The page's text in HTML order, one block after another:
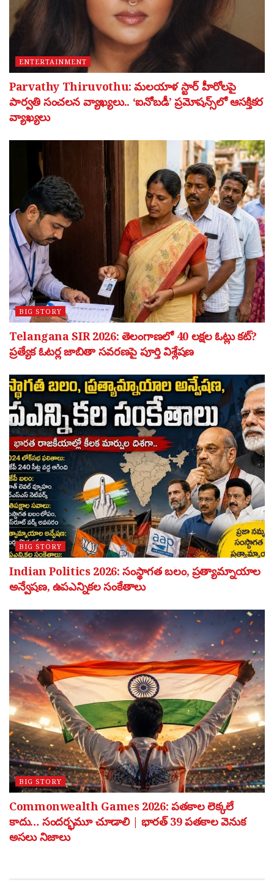
ENTERTAINMENT
Parvathy Thiruvothu: మలయాళ స్టార్ హీరోలపై
పార్వతి సంచలన వ్యాఖ్యలు.. ‘ఐనోబడీ’ ప్రమోషన్స్‌లో ఆసక్తికర
వ్యాఖ్యలు
BIG STORY
Telangana SIR 2026: తెలంగాణలో 40 లక్షల ఓట్లు కట్?
ప్రత్యేక ఓటర్ల జాబితా సవరణపై పూర్తి విశ్లేషణ
BIG STORY
Indian Politics 2026: సంస్థాగత బలం, ప్రత్యామ్నాయాల
అన్వేషణ, ఉపఎన్నికల సంకేతాలు
BIG STORY
Commonwealth Games 2026: పతకాల లెక్కలే
కాదు… సందర్భమూ చూడాలి | భారత్ 39 పతకాల వెనుక
అసలు నిజాలు